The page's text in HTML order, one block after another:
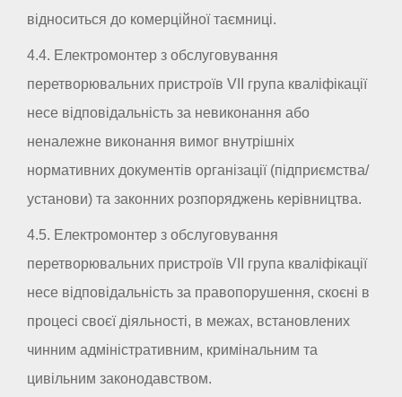
відноситься до комерційної таємниці.
4.4. Електромонтер з обслуговування
перетворювальних пристроїв VII група кваліфікації
несе відповідальність за невиконання або
неналежне виконання вимог внутрішніх
нормативних документів організації (підприємства/
установи) та законних розпоряджень керівництва.
4.5. Електромонтер з обслуговування
перетворювальних пристроїв VII група кваліфікації
несе відповідальність за правопорушення, скоєні в
процесі своєї діяльності, в межах, встановлених
чинним адміністративним, кримінальним та
цивільним законодавством.